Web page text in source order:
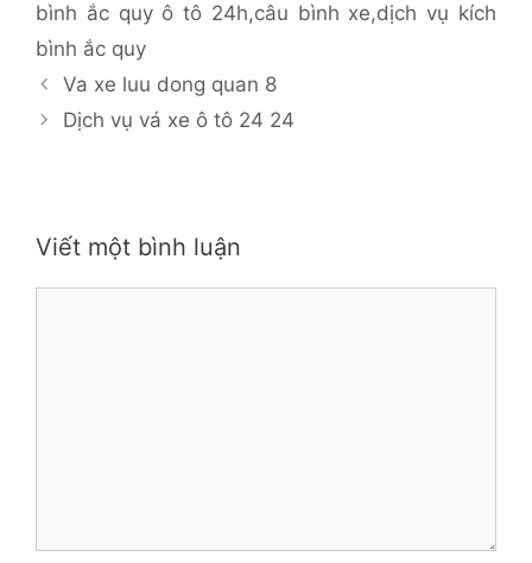
bình ắc quy ô tô 24h,câu bình xe,dịch vụ kích
bình ắc quy
Va xe luu dong quan 8
Dịch vụ vá xe ô tô 24 24
Viết một bình luận